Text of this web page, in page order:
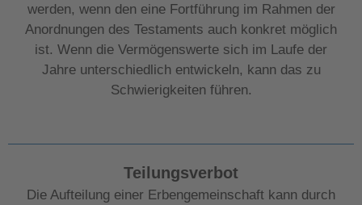
werden, wenn den eine Fortführung im Rahmen der
Anordnungen des Testaments auch konkret möglich
ist. Wenn die Vermögenswerte sich im Laufe der
Jahre unterschiedlich entwickeln, kann das zu
Schwierigkeiten führen.
Teilungsverbot
Die Aufteilung einer Erbengemeinschaft kann durch